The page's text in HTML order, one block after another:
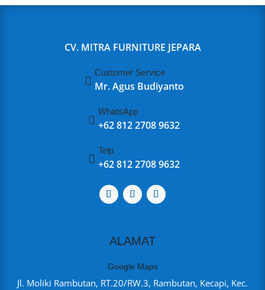
CV. MITRA FURNITURE JEPARA

Customer Service
Mr. Agus Budiyanto

WhatsApp
+62 812 2708 9632

Telp
+62 812 2708 9632
ALAMAT
Google Maps
Jl. Moliki Rambutan, RT.20/RW.3, Rambutan, Kecapi, Kec.